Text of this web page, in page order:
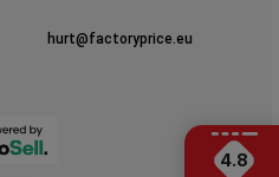
hurt@factoryprice.eu
4.8